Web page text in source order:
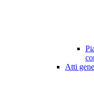
Atti